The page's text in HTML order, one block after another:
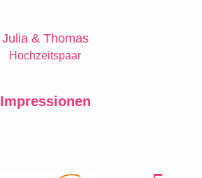
Julia & Thomas
Hochzeitspaar
Impressionen